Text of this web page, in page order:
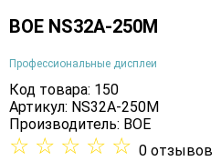
BOE NS32A-250M
Профессиональные дисплеи
Код товара: 150
Артикул: NS32A-250M
Производитель: BOE
☆ ☆ ☆ ☆ ☆ 0 отзывов